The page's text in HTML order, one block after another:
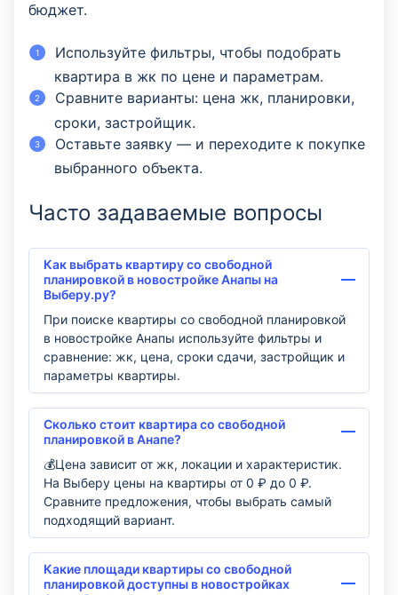
бюджет.
Используйте фильтры, чтобы подобрать
квартира в жк по цене и параметрам.
Сравните варианты: цена жк, планировки,
сроки, застройщик.
Оставьте заявку — и переходите к покупке
выбранного объекта.
Часто задаваемые вопросы
Как выбрать квартиру со свободной
планировкой в новостройке Анапы на
Выберу.ру?
При поиске квартиры со свободной планировкой
в новостройке Анапы используйте фильтры и
сравнение: жк, цена, сроки сдачи, застройщик и
параметры квартиры.
Сколько стоит квартира со свободной
планировкой в Анапе?
💰Цена зависит от жк, локации и характеристик.
На Выберу цены на квартиры от 0 ₽ до 0 ₽.
Сравните предложения, чтобы выбрать самый
подходящий вариант.
Какие площади квартиры со свободной
планировкой доступны в новостройках